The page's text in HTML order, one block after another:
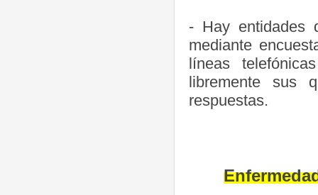
- Hay entidades
mediante
líneas
libremente sus
respuestas.